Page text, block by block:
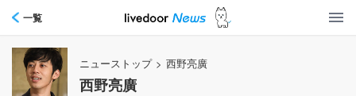
一覧
ニューストップ > 西野亮廣
西野亮廣